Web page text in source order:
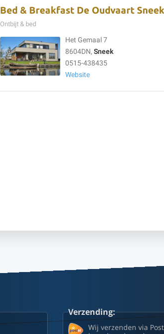
Bed & Breakfast De Oudvaart Sneek
Ontbijt & bed
Het Gemaal 7
8604DN, Sneek
0515-438435
Website
Verzending:
Wij verzenden via